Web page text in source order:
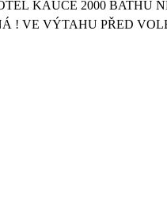
KAUCE 2000 BATHŮ
! VE VÝTAHU PŘED
HO TURISTÉ PO
KAMERU.PODLAHA